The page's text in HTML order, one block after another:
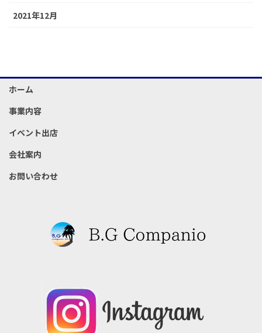
2021年12月
ホーム
事業内容
イベント出店
会社案内
お問い合わせ